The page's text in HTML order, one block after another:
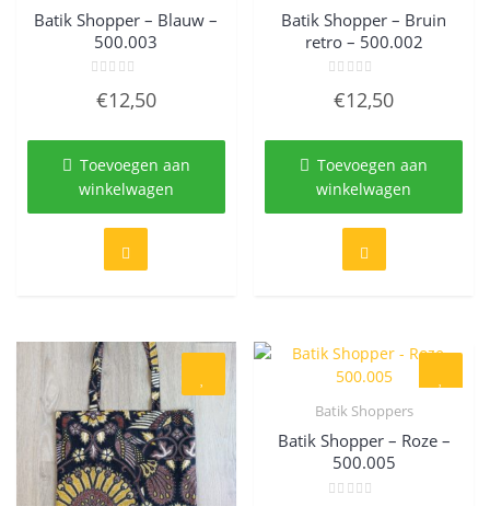
Batik Shopper – Blauw –
500.003
0€12,50
Toevoegen aan
winkelwagen
Batik Shopper – Bruin
retro – 500.002
0€12,50
Toevoegen aan
winkelwagen
Quick View
Batik Shoppers
Batik Shopper – Roze –
500.005